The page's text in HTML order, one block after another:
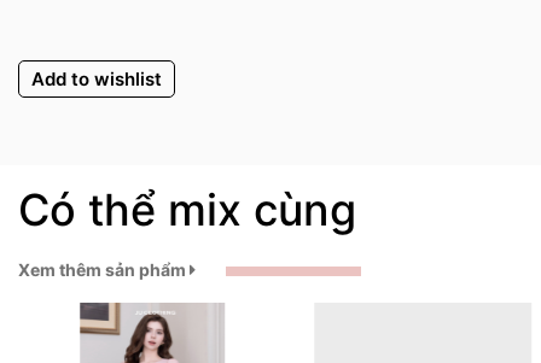
Add to wishlist
Có thể mix cùng
Xem thêm sản phẩm